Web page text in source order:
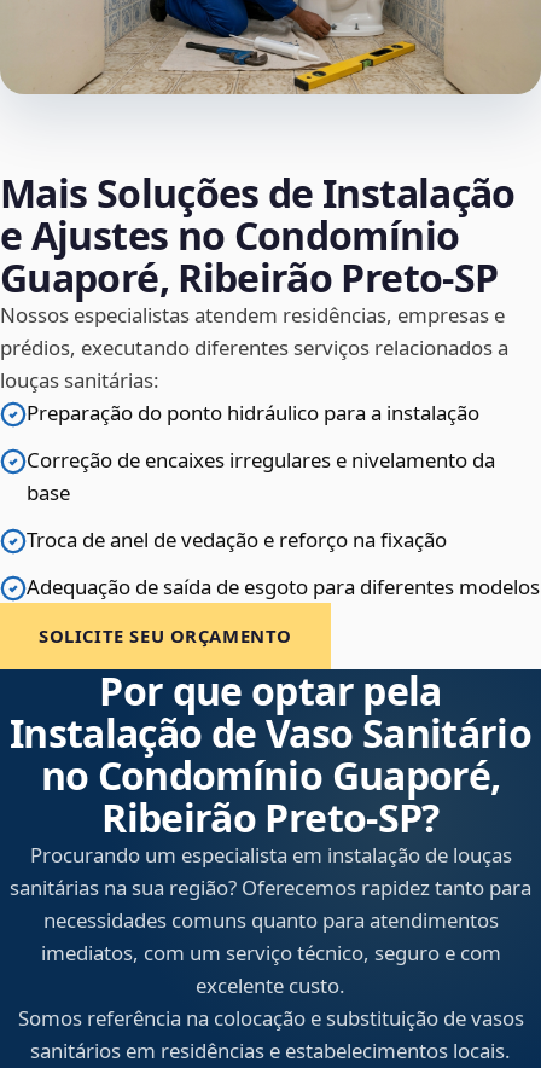
Mais Soluções de Instalação
e Ajustes no Condomínio
Guaporé, Ribeirão Preto‑SP
Nossos especialistas atendem residências, empresas e
prédios, executando diferentes serviços relacionados a
louças sanitárias:
Preparação do ponto hidráulico para a instalação
Correção de encaixes irregulares e nivelamento da
base
Troca de anel de vedação e reforço na fixação
Adequação de saída de esgoto para diferentes modelos
SOLICITE SEU ORÇAMENTO
Por que optar pela
Instalação de Vaso Sanitário
no Condomínio Guaporé,
Ribeirão Preto‑SP?
Procurando um especialista em instalação de louças
sanitárias na sua região? Oferecemos rapidez tanto para
necessidades comuns quanto para atendimentos
imediatos, com um serviço técnico, seguro e com
excelente custo.
Somos referência na colocação e substituição de vasos
sanitários em residências e estabelecimentos locais.